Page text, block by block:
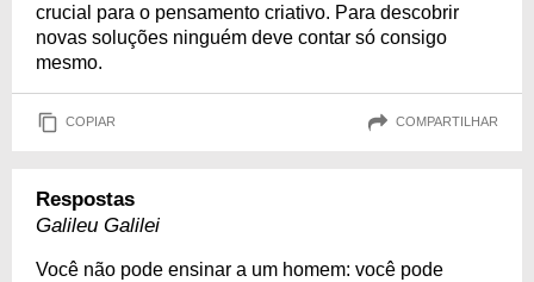
crucial para o pensamento criativo. Para descobrir
novas soluções ninguém deve contar só consigo
mesmo.
COPIAR COMPARTILHAR
Respostas
Galileu Galilei
Você não pode ensinar a um homem: você pode